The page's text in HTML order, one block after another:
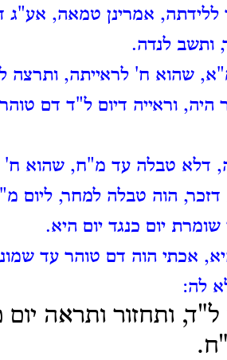
אמרינן טמאה, אע"ג
ותשב לנדה.
שהוא ח' לראייתה, ותרצה
היה, וראייה דיום ל"ד דם
דלא טבלה עד מ"ח, שהוא ח'
דזכר, הוה טבלה למחר, ליום
יום כנגד יום היא.
אכתי הוה דם טוהר עד
לה:
ותחזור ותראה